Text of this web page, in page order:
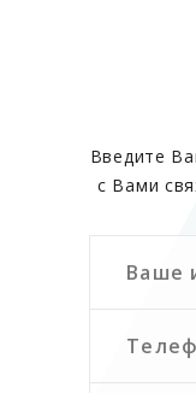
Введите
с Вами